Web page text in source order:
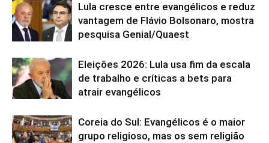
Lula cresce entre evangélicos e reduz
vantagem de Flávio Bolsonaro, mostra
pesquisa Genial/Quaest
Eleições 2026: Lula usa fim da escala
de trabalho e críticas a bets para
atrair evangélicos
Coreia do Sul: Evangélicos é o maior
grupo religioso, mas os sem religião